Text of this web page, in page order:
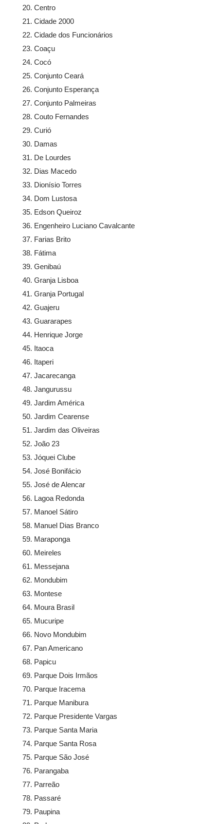
Centro
Cidade 2000
Cidade dos Funcionários
Coaçu
Cocó
Conjunto Ceará
Conjunto Esperança
Conjunto Palmeiras
Couto Fernandes
Curió
Damas
De Lourdes
Dias Macedo
Dionísio Torres
Dom Lustosa
Edson Queiroz
Engenheiro Luciano Cavalcante
Farias Brito
Fátima
Genibaú
Granja Lisboa
Granja Portugal
Guajeru
Guararapes
Henrique Jorge
Itaoca
Itaperi
Jacarecanga
Jangurussu
Jardim América
Jardim Cearense
Jardim das Oliveiras
João 23
Jóquei Clube
José Bonifácio
José de Alencar
Lagoa Redonda
Manoel Sátiro
Manuel Dias Branco
Maraponga
Meireles
Messejana
Mondubim
Montese
Moura Brasil
Mucuripe
Novo Mondubim
Pan Americano
Papicu
Parque Dois Irmãos
Parque Iracema
Parque Manibura
Parque Presidente Vargas
Parque Santa Maria
Parque Santa Rosa
Parque São José
Parangaba
Parreão
Passaré
Paupina